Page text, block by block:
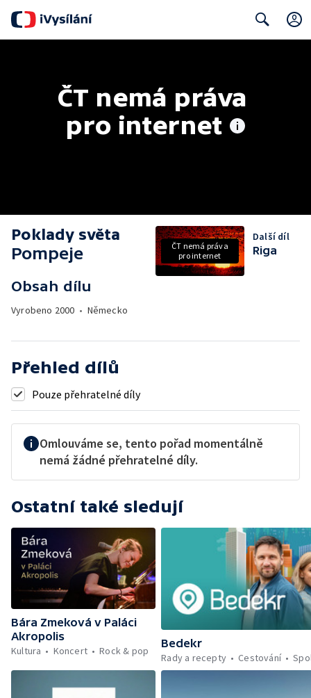
ČT nemá práva
pro internet
Poklady světa
Pompeje
Obsah dílu
Vyrobeno 2000 • Německo
ČT nemá práva
pro internet
Další díl
Riga
Přehled dílů
Pouze přehratelné díly
Omlouváme se, tento pořad momentálně
nemá žádné přehratelné díly.
Ostatní také sledují
Bára Zmeková v Paláci
Akropolis
Kultura
Koncert Rock & pop
Bedekr
Rady a recepty
Cestování